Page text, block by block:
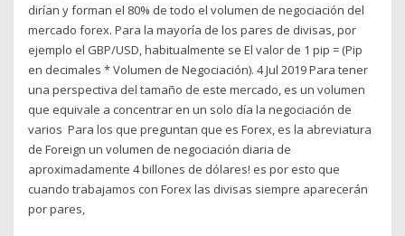
dirían y forman el 80% de todo el volumen de negociación del
mercado forex. Para la mayoría de los pares de divisas, por
ejemplo el GBP/USD, habitualmente se El valor de 1 pip = (Pip
en decimales * Volumen de Negociación). 4 Jul 2019 Para tener
una perspectiva del tamaño de este mercado, es un volumen
que equivale a concentrar en un solo día la negociación de
varios Para los que preguntan que es Forex, es la abreviatura
de Foreign un volumen de negociación diaria de
aproximadamente 4 billones de dólares! es por esto que
cuando trabajamos con Forex las divisas siempre aparecerán
por pares,